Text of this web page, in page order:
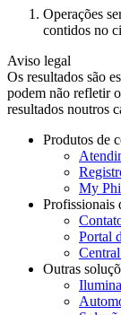
Operações
contidos no
Aviso legal
Os resultados são
podem não refletir
resultados noutros
Produtos de
My
Profissionais
Portal
Outras